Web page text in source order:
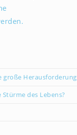
große Herausforderung
des Lebens?